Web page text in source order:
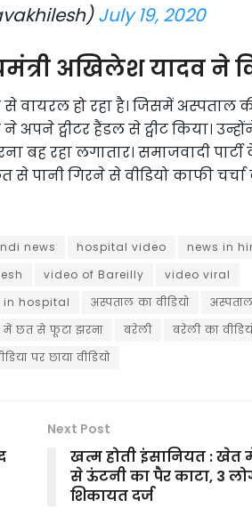
July 19, 2020
अखिलेश यादव ने
वायरल हो रहा है। जिसमें अस्पताल
ट्वीटर हैंडल से ट्वीट किया।
बह रहा लगातार। समाजवादी
से पानी गिरने से वीडियो काफी
news hospital video news in
video of Bareilly
video viral
hospital अस्पताल का वीडियो
में छत से फूटा झरना बरेली बरेली का
पर छाया वीडियो
Next Post
खत्म होती इंसानियत : खेत
से ऊंटनी का पैर काटा, 3
शिकायत दर्ज